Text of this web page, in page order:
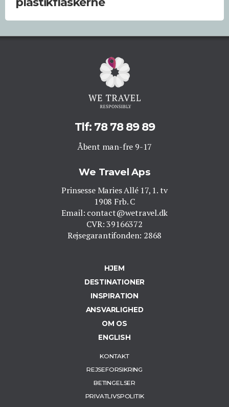
Tlf: 78 78 89 89
Åbent man-fre 9-17
We Travel Aps
Prinsesse Maries Allé 17, 1. tv
1908 Frb. C
Email: contact@wetravel.dk
CVR: 39166372
Rejsegarantifonden: 2868
HJEM
DESTINATIONER
INSPIRATION
ANSVARLIGHED
OM OS
ENGLISH
KONTAKT
REJSEFORSIKRING
BETINGELSER
PRIVATLIVSPOLITIK